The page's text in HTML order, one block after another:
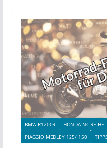
BMW R1200R HONDA NC REIHE
PIAGGIO MEDLEY 125/ 150